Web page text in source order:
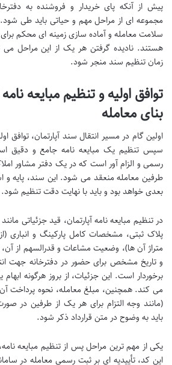
پیش از آنکه پای خریدار و فروشنده به
مجموعه ای از مراحل مهم و حیاتی باید طی
سلامت معامله و آماده سازی زمینه ای محکم برای
هستند. نادیده گرفتن هر یک از این مراحل
زمان تنظیم سند منجر شود.
توافق اولیه و تنظیم مبایعه
بنای معامله
اولین گام در مسیر انتقال سند آپارتمان، توافق
سپس تنظیم یک مبایعه نامه جامع و دقیق
رسمی و الزام آور است که در یک دفتر مشاور
طرفین معامله منعقد می شود. این سند، پایه و
بعدی خواهد بود و باید با نهایت دقت تنظیم شود.
در تنظیم مبایعه نامه آپارتمان، قید جزئیاتی
پلاک ثبتی، مشخصات کامل پارکینگ و انباری
متراژ آن ها)، وضعیت مشاعات و قدرالسهم از آن،
و تاریخ مشخص برای حضور در دفترخانه جهت
برخوردار است. این جزئیات، از بروز هرگونه
می کند. همچنین، مبلغ معامله، نحوه پرداخت
(مانند وجه التزام برای هر یک از طرفین در
باید به وضوح در متن قرارداد ذکر شود.
یکی از مهم ترین مراحل پس از تنظیم مبایعه
این کد، تأییدیه ای بر ثبت رسمی معامله در